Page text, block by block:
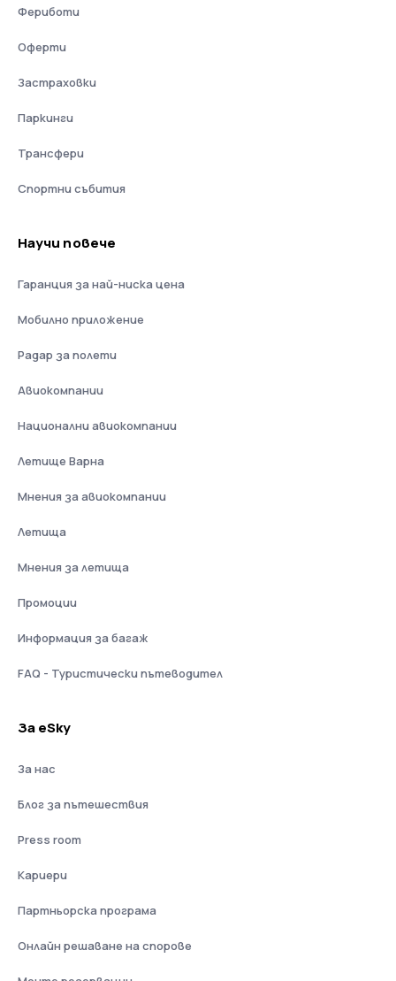
Фериботи
Оферти
Застраховки
Паркинги
Трансфери
Спортни събития
Научи повече
Гаранция за най-ниска цена
Мобилно приложение
Радар за полети
Авиокомпании
Национални авиокомпании
Летище Варна
Мнения за авиокомпании
Летища
Мнения за летища
Промоции
Информация за багаж
FAQ - Туристически пътеводител
За eSky
За нас
Блог за пътешествия
Press room
Кариери
Партньорска програма
Онлайн решаване на спорове